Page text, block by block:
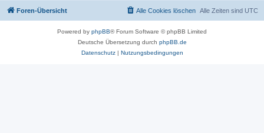
Foren-Übersicht Alle Zeiten sind UTC
Alle Cookies löschen
Powered by phpBB® Forum Software © phpBB Limited
Deutsche Übersetzung durch phpBB.de
Datenschutz| Nutzungsbedingungen